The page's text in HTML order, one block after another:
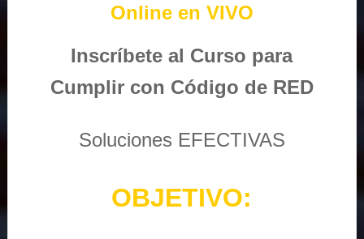
Online en VIVO
Inscríbete al Curso para
Cumplir con Código de RED
Soluciones EFECTIVAS
OBJETIVO: